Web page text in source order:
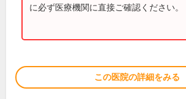
に必ず医療機関に直接ご確認ください。
この医院の詳細をみる